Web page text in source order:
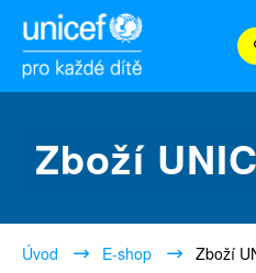
Zboží
Úvod E-shop Zboží